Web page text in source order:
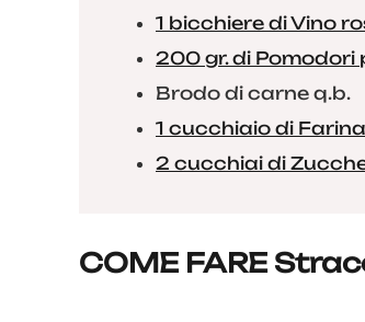
1 bicchiere di Vino
200 gr. di Pomodori
Brodo di carne q.b.
1 cucchiaio di Farina
2 cucchiai di
COME FARE